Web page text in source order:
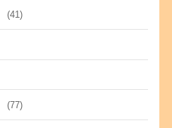
(41)
(77)